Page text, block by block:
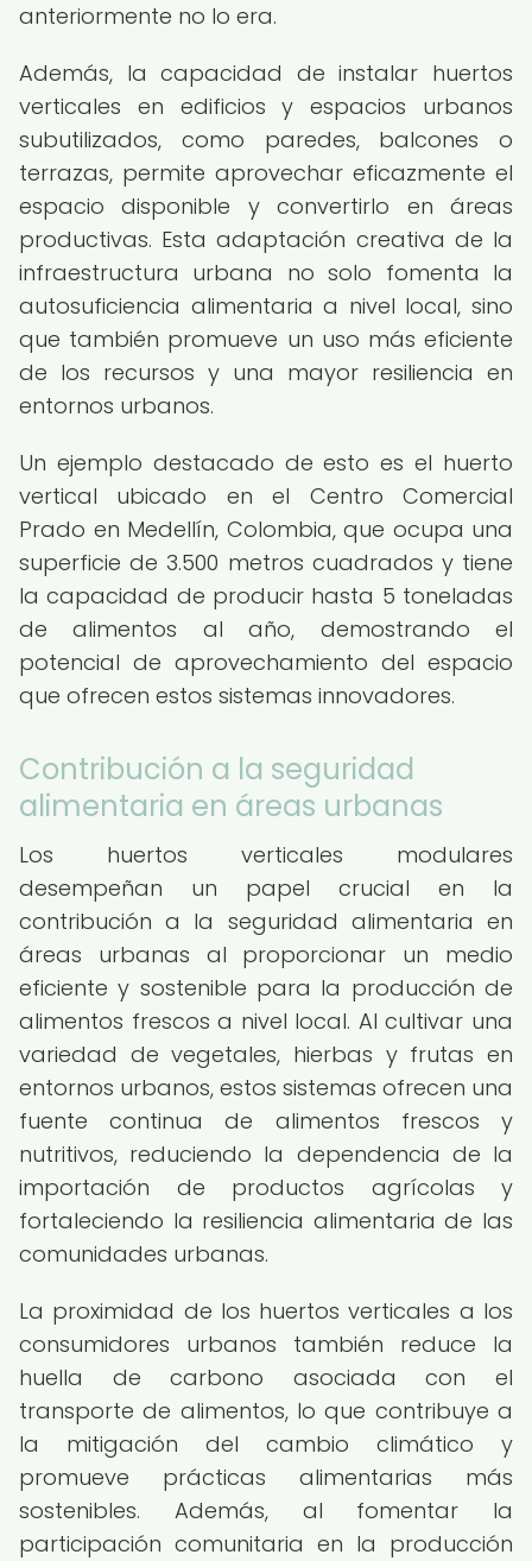
anteriormente no lo era.
Además, la capacidad de instalar huertos
verticales en edificios y espacios urbanos
subutilizados, como paredes, balcones o
terrazas, permite aprovechar eficazmente el
espacio disponible y convertirlo en áreas
productivas. Esta adaptación creativa de la
infraestructura urbana no solo fomenta la
autosuficiencia alimentaria a nivel local, sino
que también promueve un uso más eficiente
de los recursos y una mayor resiliencia en
entornos urbanos.
Un ejemplo destacado de esto es el huerto
vertical ubicado en el Centro Comercial
Prado en Medellín, Colombia, que ocupa una
superficie de 3.500 metros cuadrados y tiene
la capacidad de producir hasta 5 toneladas
de alimentos al año, demostrando el
potencial de aprovechamiento del espacio
que ofrecen estos sistemas innovadores.
Contribución a la seguridad
alimentaria en áreas urbanas
Los huertos verticales modulares
desempeñan un papel crucial en la
contribución a la seguridad alimentaria en
áreas urbanas al proporcionar un medio
eficiente y sostenible para la producción de
alimentos frescos a nivel local. Al cultivar una
variedad de vegetales, hierbas y frutas en
entornos urbanos, estos sistemas ofrecen una
fuente continua de alimentos frescos y
nutritivos, reduciendo la dependencia de la
importación de productos agrícolas y
fortaleciendo la resiliencia alimentaria de las
comunidades urbanas.
La proximidad de los huertos verticales a los
consumidores urbanos también reduce la
huella de carbono asociada con el
transporte de alimentos, lo que contribuye a
la mitigación del cambio climático y
promueve prácticas alimentarias más
sostenibles. Además, al fomentar la
participación comunitaria en la producción